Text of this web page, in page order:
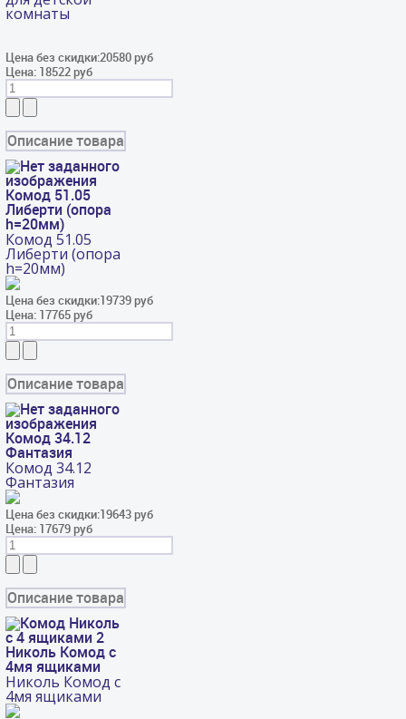
комнаты
Цена без скидки:20580 руб
Цена: 18522 руб
Описание товара
Комод 51.05
Либерти (опора
h=20мм)
Комод 51.05
Либерти (опора
h=20мм)
Цена без скидки:19739 руб
Цена: 17765 руб
Описание товара
Комод 34.12
Фантазия
Комод 34.12
Фантазия
Цена без скидки:19643 руб
Цена: 17679 руб
Описание товара
Николь Комод с
4мя ящиками
Николь Комод с
4мя ящиками